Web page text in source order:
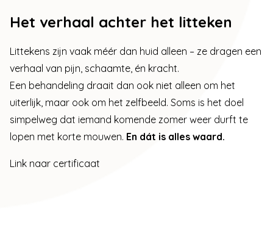
Het verhaal achter het litteken
Littekens zijn vaak méér dan huid alleen – ze dragen een
verhaal van pijn, schaamte, én kracht.
Een behandeling draait dan ook niet alleen om het
uiterlijk, maar ook om het zelfbeeld. Soms is het doel
simpelweg dat iemand komende zomer weer durft te
lopen met korte mouwen. En dát is alles waard.
Link naar certificaat